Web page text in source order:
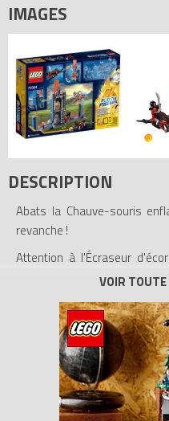
IMAGES
DESCRIPTION
Abats la Chauve-souris
revanche !
Attention à l'Écraseur
voler le livre des sortilèges !
de Merlok 2.0. Peuvent-ils
empêcher le Livre de la
- Inclut 2 écussons à
toxique et Dragon de glace.